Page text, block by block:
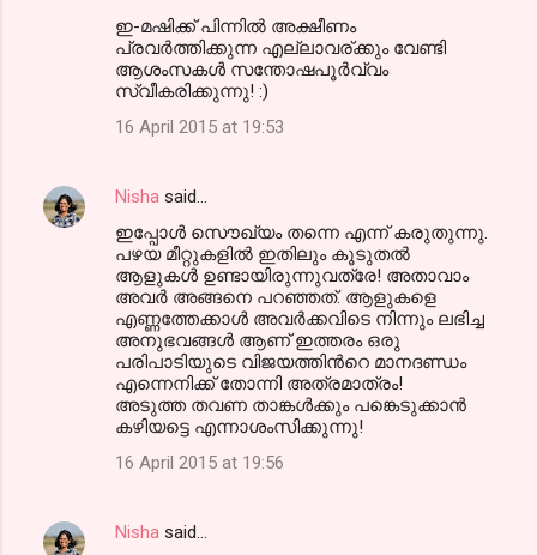
ഇ-മഷിക്ക് പിന്നില്‍ അക്ഷീണം
പ്രവര്‍ത്തിക്കുന്ന എല്ലാവര്ക്കും വേണ്ടി
ആശംസകള്‍ സന്തോഷപൂര്‍വ്വം
സ്വീകരിക്കുന്നു! :)
16 April 2015 at 19:53
Nisha said…
ഇപ്പോള്‍ സൌഖ്യം തന്നെ എന്ന് കരുതുന്നു.
പഴയ മീറ്റുകളില്‍ ഇതിലും കൂടുതല്‍
ആളുകള്‍ ഉണ്ടായിരുന്നുവത്രേ! അതാവാം
അവര്‍ അങ്ങനെ പറഞ്ഞത്. ആളുകളെ
എണ്ണത്തേക്കാള്‍ അവര്‍ക്കവിടെ നിന്നും ലഭിച്ച
അനുഭവങ്ങള്‍ ആണ് ഇത്തരം ഒരു
പരിപാടിയുടെ വിജയത്തിന്‍റെ മാനദണ്ഡം
എന്നെനിക്ക് തോന്നി അത്രമാത്രം!
അടുത്ത തവണ താങ്കള്‍ക്കും പങ്കെടുക്കാന്‍
കഴിയട്ടെ എന്നാശംസിക്കുന്നു!
16 April 2015 at 19:56
Nisha said…